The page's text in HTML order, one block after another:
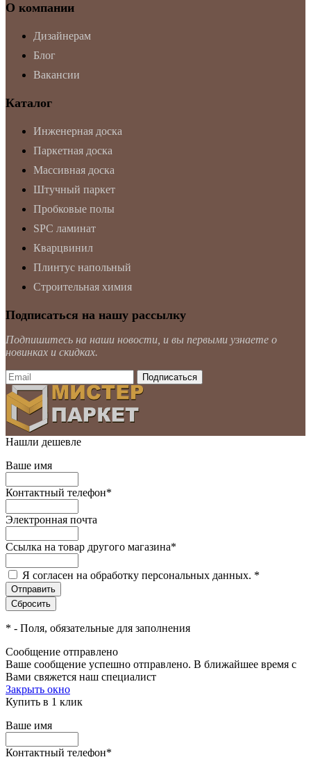
О компании
Дизайнерам
Блог
Вакансии
Каталог
Инженерная доска
Паркетная доска
Массивная доска
Штучный паркет
Пробковые полы
SPC ламинат
Кварцвинил
Плинтус напольный
Строительная химия
Подписаться на нашу рассылку
Подпишитесь на наши новости, и вы первыми узнаете о
новинках и скидках.
Нашли дешевле
Ваше имя
Контактный телефон*
Электронная почта
Ссылка на товар другого магазина*
Я согласен на обработку персональных данных. *
* - Поля, обязательные для заполнения
Сообщение отправлено
Ваше сообщение успешно отправлено. В ближайшее время с
Вами свяжется наш специалист
Закрыть окно
Купить в 1 клик
Ваше имя
Контактный телефон*